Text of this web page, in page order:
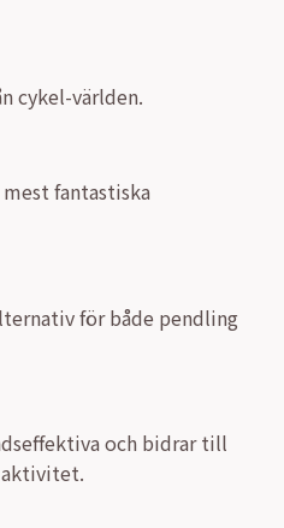
cykel-världen.
fantastiska
för både pendling
och bidrar till
aktivitet.